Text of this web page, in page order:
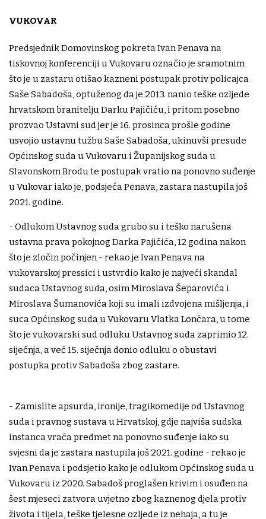
VUKOVAR
Predsjednik Domovinskog pokreta Ivan Penava na
tiskovnoj konferenciji u Vukovaru označio je sramotnim
što je u zastaru otišao kazneni postupak protiv policajca
Saše Sabadoša, optuženog da je 2013. nanio teške ozljede
hrvatskom branitelju Darku Pajičiću, i pritom posebno
prozvao Ustavni sud jer je 16. prosinca prošle godine
usvojio ustavnu tužbu Saše Sabadoša, ukinuvši presude
Općinskog suda u Vukovaru i Županijskog suda u
Slavonskom Brodu te postupak vratio na ponovno suđenje
u Vukovar iako je, podsjeća Penava, zastara nastupila još
2021. godine.
- Odlukom Ustavnog suda grubo su i teško narušena
ustavna prava pokojnog Darka Pajičića, 12 godina nakon
što je zločin počinjen - rekao je Ivan Penava na
vukovarskoj pressici i ustvrdio kako je najveći skandal
sudaca Ustavnog suda, osim Miroslava Šeparovića i
Miroslava Šumanovića koji su imali izdvojena mišljenja, i
suca Općinskog suda u Vukovaru Vlatka Lončara, u tome
što je vukovarski sud odluku Ustavnog suda zaprimio 12.
siječnja, a već 15. siječnja donio odluku o obustavi
postupka protiv Sabadoša zbog zastare.
- Zamislite apsurda, ironije, tragikomedije od Ustavnog
suda i pravnog sustava u Hrvatskoj, gdje najviša sudska
instanca vraća predmet na ponovno suđenje iako su
svjesni da je zastara nastupila još 2021. godine - rekao je
Ivan Penava i podsjetio kako je odlukom Općinskog suda u
Vukovaru iz 2020. Sabadoš proglašen krivim i osuđen na
šest mjeseci zatvora uvjetno zbog kaznenog djela protiv
života i tijela, teške tjelesne ozljede iz nehaja, a tu je